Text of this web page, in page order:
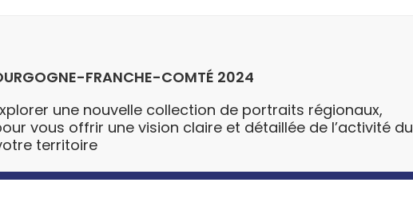
FRANCHE-COMTÉ 2024
une nouvelle collection de portraits régionaux,
vous offrir une vision claire et détaillée de l’activité du
territoire